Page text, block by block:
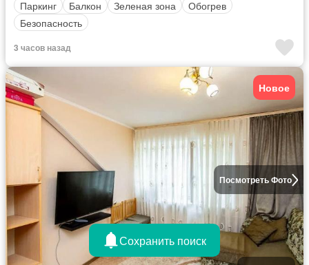
Паркинг
Балкон Зеленая зона
Обогрев
Безопасность
3 часов назад
Посмотреть Фото
Новое
Сохранить поиск